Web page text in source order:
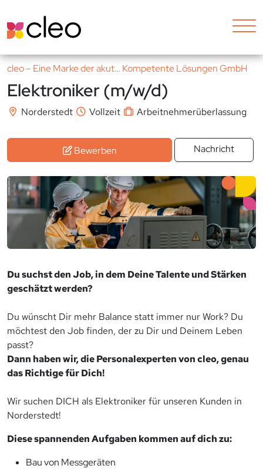
cleo – Eine Marke der akut… Kompetente Lösungen GmbH
Elektroniker (m/w/d)
Norderstedt Vollzeit Arbeitnehmerüberlassung
Bewerben Nachricht
Du suchst den Job, in dem Deine Talente und Stärken
geschätzt werden?
Du wünscht Dir mehr Balance statt immer nur Work? Du
möchtest den Job finden, der zu Dir und Deinem Leben
passt?
Dann haben wir, die Personalexperten von cleo, genau
das Richtige für Dich!
Wir suchen DICH als Elektroniker für unseren Kunden in
Norderstedt!
Diese spannenden Aufgaben kommen auf dich zu:
Bau von Messgeräten